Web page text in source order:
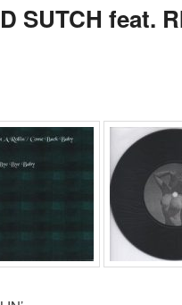
SUTCH feat.